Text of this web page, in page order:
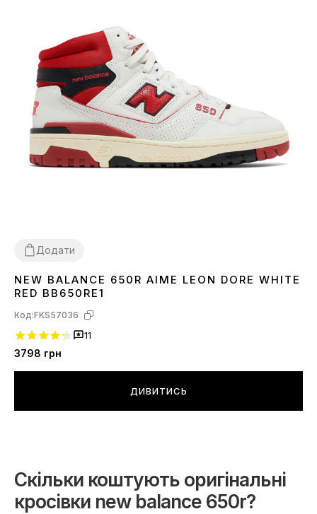
Додати
4142 434445
NEW BALANCE 650R AIME LEON DORE WHITE
RED BB650RE1
Код:FKS57036
11
3798 грн
ДИВИТИСЬ
Скільки коштують оригінальні
кросівки new balance 650r?